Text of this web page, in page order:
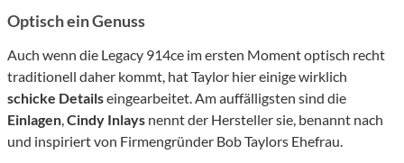
Optisch ein Genuss
Auch wenn die Legacy 914ce im ersten Moment optisch recht
traditionell daher kommt, hat Taylor hier einige wirklich
schicke Detailseingearbeitet. Am auffälligsten sind die
Einlagen,Cindy Inlays nennt der Hersteller sie, benannt nach
und inspiriert von Firmengründer Bob Taylors Ehefrau.